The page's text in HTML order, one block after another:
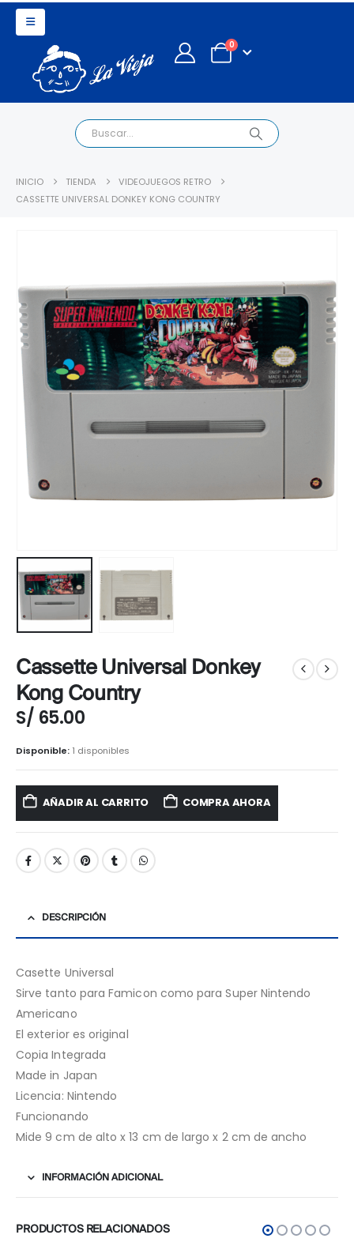
0
INICIO TIENDA
VIDEOJUEGOS RETRO
CASSETTE UNIVERSAL DONKEY KONG COUNTRY
Cassette Universal Donkey
Kong Country
S/ 65.00
Disponible: 1 disponibles
AÑADIR AL CARRITO COMPRA AHORA
DESCRIPCIÓN
Casette Universal
Sirve tanto para Famicon como para Super Nintendo
Americano
El exterior es original
Copia Integrada
Made in Japan
Licencia: Nintendo
Funcionando
Mide 9 cm de alto x 13 cm de largo x 2 cm de ancho
INFORMACIÓN ADICIONAL
PRODUCTOS RELACIONADOS